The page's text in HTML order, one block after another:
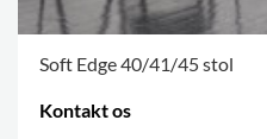
Soft Edge 40/41/45 stol
Kontakt os